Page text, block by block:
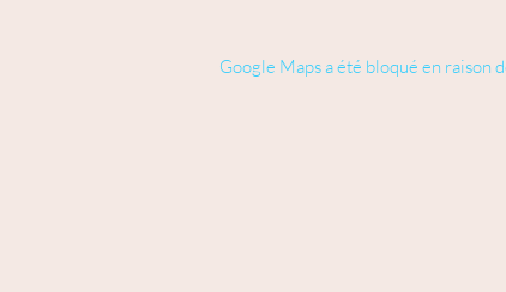
Google Maps a été bloqué en raison